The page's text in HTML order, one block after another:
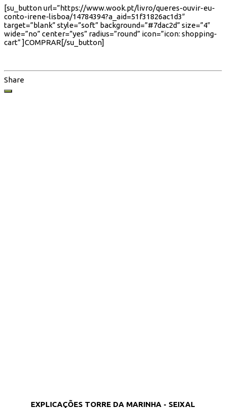
[su_button url=”https://www.wook.pt/livro/queres-ouvir-eu-
conto-irene-lisboa/14784394?a_aid=51f31826ac1d3″
target=”blank” style=”soft” background=”#7dac2d” size=”4″
wide=”no” center=”yes” radius=”round” icon=”icon: shopping-
cart” ]COMPRAR[/su_button]
Share
EXPLICAÇÕES TORRE DA MARINHA - SEIXAL